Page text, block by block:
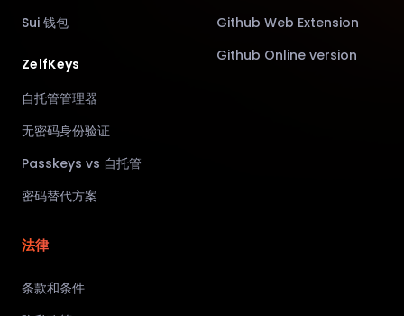
Sui 钱包
ZelfKeys
自托管管理器
无密码身份验证
Passkeys vs 自托管
密码替代方案
Github Web Extension
Github Online version
法律
条款和条件